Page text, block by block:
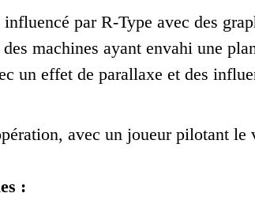
par R-Type avec des
machines ayant envahi une
un effet de parallaxe et des
avec un joueur pilotant
: